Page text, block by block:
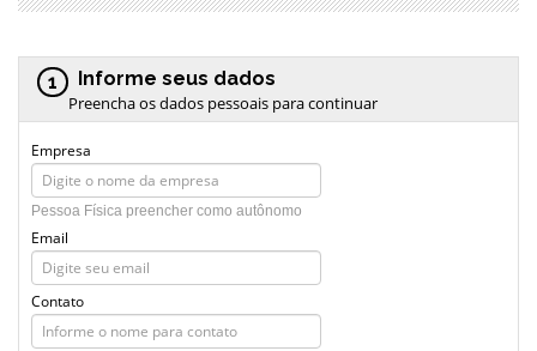
1 Informe seus dados
Preencha os dados pessoais para continuar
Empresa
Pessoa Física preencher como autônomo
Email
Contato